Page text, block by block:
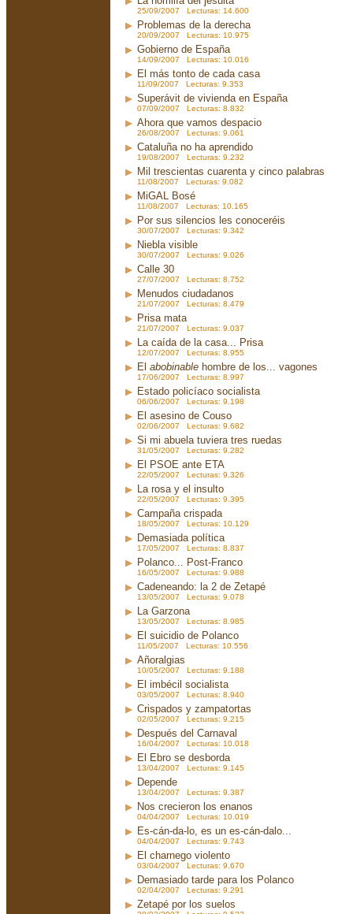
25/09/2007 Lecturas: 14.600
Problemas de la derecha
20/09/2007 Lecturas: 10.975
Gobierno de España
14/09/2007 Lecturas: 10.016
El más tonto de cada casa
11/09/2007 Lecturas: 9.353
Superávit de vivienda en España
07/09/2007 Lecturas: 8.832
Ahora que vamos despacio
26/08/2007 Lecturas: 9.061
Cataluña no ha aprendido
19/08/2007 Lecturas: 9.232
Mil trescientas cuarenta y cinco palabras
11/08/2007 Lecturas: 9.082
MiGAL Bosé
11/08/2007 Lecturas: 10.165
Por sus silencios les conoceréis
30/07/2007 Lecturas: 9.342
Niebla visible
30/07/2007 Lecturas: 9.026
Calle 30
27/07/2007 Lecturas: 8.752
Menudos ciudadanos
21/07/2007 Lecturas: 8.479
Prisa mata
21/07/2007 Lecturas: 9.037
La caída de la casa... Prisa
12/07/2007 Lecturas: 8.955
El abobinable hombre de los... vagones
17/06/2007 Lecturas: 8.997
Estado policíaco socialista
06/06/2007 Lecturas: 9.198
El asesino de Couso
02/06/2007 Lecturas: 9.682
Si mi abuela tuviera tres ruedas
31/05/2007 Lecturas: 9.282
El PSOE ante ETA
22/05/2007 Lecturas: 9.326
La rosa y el insulto
22/05/2007 Lecturas: 9.395
Campaña crispada
18/05/2007 Lecturas: 10.129
Demasiada política
17/05/2007 Lecturas: 8.837
Polanco... Post-Franco
16/05/2007 Lecturas: 9.988
Cadeneando: la 2 de Zetapé
13/05/2007 Lecturas: 9.078
La Garzona
13/05/2007 Lecturas: 8.985
El suicidio de Polanco
11/05/2007 Lecturas: 10.556
Añoralgias
10/05/2007 Lecturas: 9.188
El imbécil socialista
03/05/2007 Lecturas: 8.940
Crispados y zampatortas
02/05/2007 Lecturas: 9.215
Después del Carnaval
16/04/2007 Lecturas: 10.018
El Ebro se desborda
13/04/2007 Lecturas: 9.145
Depende
13/04/2007 Lecturas: 9.387
Nos crecieron los enanos
04/04/2007 Lecturas: 10.019
Es-cán-da-lo, es un es-cán-dalo...
04/04/2007 Lecturas: 9.743
El charnego violento
03/04/2007 Lecturas: 9.670
Demasiado tarde para los Polanco
02/04/2007 Lecturas: 9.291
Zetapé por los suelos